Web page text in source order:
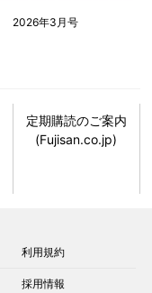
2026年3月号
定期購読のご案内
(Fujisan.co.jp)
利用規約
採用情報